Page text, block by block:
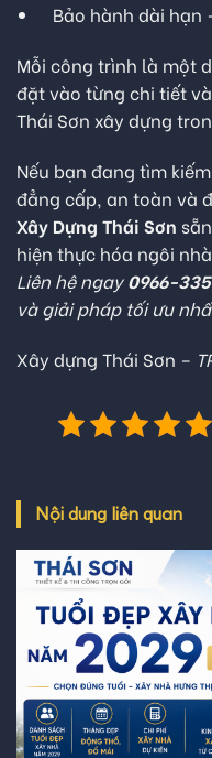
Bảo hành dài hạn
Mỗi công trình là một
đặt vào từng chi tiết
Thái Sơn xây dựng
Nếu bạn đang tìm
đẳng cấp, an toàn và
Xây Dựng Thái Sơn
hiện thực hóa ngôi
Liên hệ ngay0966-
và giải pháp tối ưu
Xây dựng Thái Sơn –
Nội dung liên quan